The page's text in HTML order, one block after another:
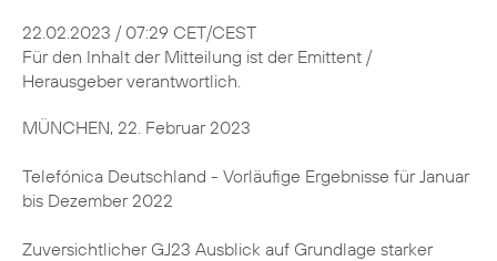
22.02.2023 / 07:29 CET/CEST
Für den Inhalt der Mitteilung ist der Emittent /
Herausgeber verantwortlich.
MÜNCHEN, 22. Februar 2023
Telefónica Deutschland - Vorläufige Ergebnisse für Januar
bis Dezember 2022
Zuversichtlicher GJ23 Ausblick auf Grundlage starker